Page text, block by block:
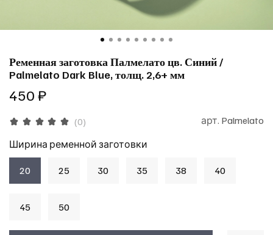
(0) арт. Palmelato
Ременная заготовка Палмелато цв. Синий /
Palmelato Dark Blue, толщ. 2,6+ мм
450 ₽
Ширина ременной заготовки
20 25 30 35 38 40
45 50